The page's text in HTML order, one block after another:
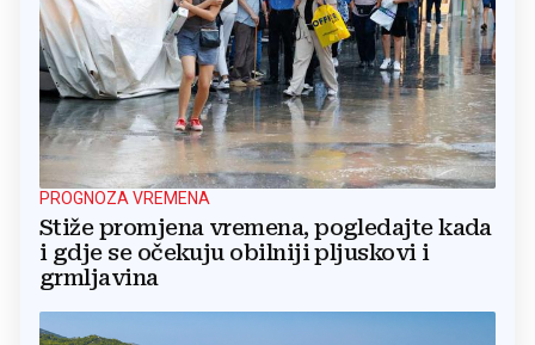
PROGNOZA VREMENA
Stiže promjena vremena, pogledajte kada
i gdje se očekuju obilniji pljuskovi i
grmljavina